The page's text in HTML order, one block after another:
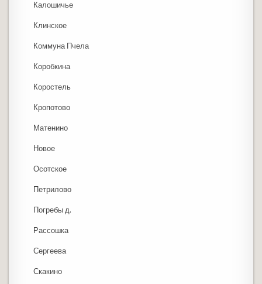
Калошичье
Клинское
Коммуна Пчела
Коробкина
Коростель
Кропотово
Матенино
Новое
Осотское
Петрилово
Погребы д.
Рассошка
Сергеева
Скакино